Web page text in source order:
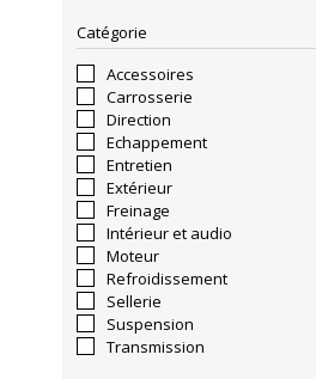
Catégorie
Accessoires
Carrosserie
Direction
Echappement
Entretien
Extérieur
Freinage
Intérieur et audio
Moteur
Refroidissement
Sellerie
Suspension
Transmission